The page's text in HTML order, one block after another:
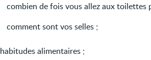
combien de fois vous allez aux toilettes
comment sont vos selles ;
alimentaires ;